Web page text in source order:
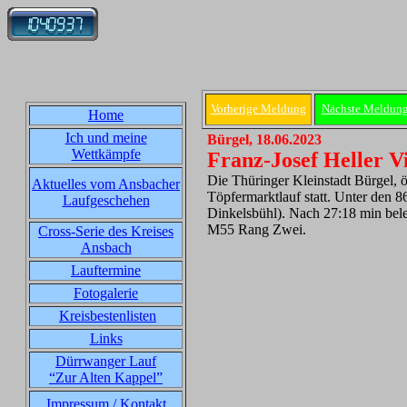
Home
Ich und meine
Wettkämpfe
Aktuelles vom Ansbacher
Laufgeschehen
Cross-Serie des Kreises
Ansbach
Lauftermine
Fotogalerie
Kreisbestenlisten
Links
Dürrwanger Lauf
“Zur Alten Kappel”
Impressum / Kontakt
Vorherige Meldung Nächste Meldung
Bürgel, 18.06.2023
Franz-Josef Heller
Die Thüringer Kleinstadt Bürgel,
Töpfermarktlauf statt. Unter den
Dinkelsbühl). Nach 27:18 min
M55 Rang Zwei.